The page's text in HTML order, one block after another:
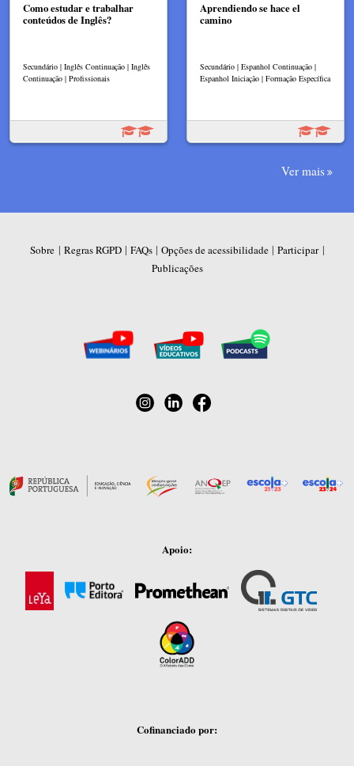
Como estudar e trabalhar
conteúdos de Inglês?
Secundário | Inglês Continuação | Inglês
Continuação | Profissionais
Aprendiendo se hace el
camino
Secundário | Espanhol Continuação |
Espanhol Iniciação | Formação Específica
Ver mais
Sobre | Regras RGPD| FAQs| Opções de acessibilidade| Participar|
Publicações
Apoio:
Cofinanciado por: